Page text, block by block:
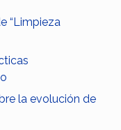
“Limpieza
la evolución de